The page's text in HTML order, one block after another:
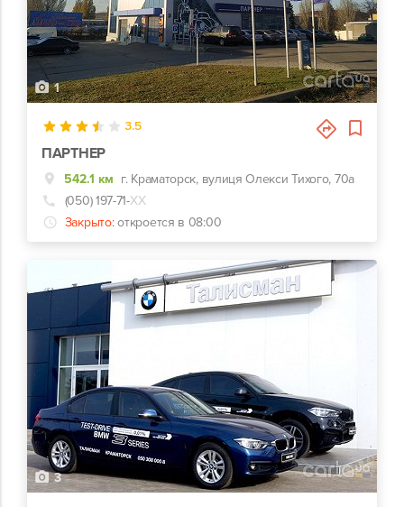
1
3.5
ПАРТНЕР
542.1 км г. Краматорск, вулиця Олекси Тихого, 70а
(050) 197-71-ХХ
Закрыто: откроется в 08:00
3